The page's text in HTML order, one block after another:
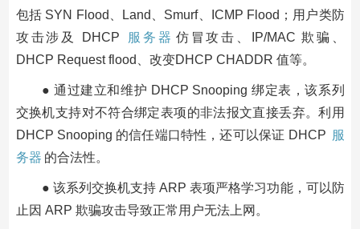
包括 SYN Flood、Land、Smurf、ICMP Flood；用户类防
攻击涉及 DHCP
服务器 仿冒攻击、IP/MAC 欺骗、
DHCP Request flood、改变DHCP CHADDR 值等。
● 通过建立和维护 DHCP Snooping 绑定表，该系列
交换机支持对不符合绑定表项的非法报文直接丢弃。利用
DHCP Snooping 的信任端口特性，还可以保证 DHCP 服
务器 的合法性。
● 该系列交换机支持 ARP 表项严格学习功能，可以防
止因 ARP 欺骗攻击导致正常用户无法上网。